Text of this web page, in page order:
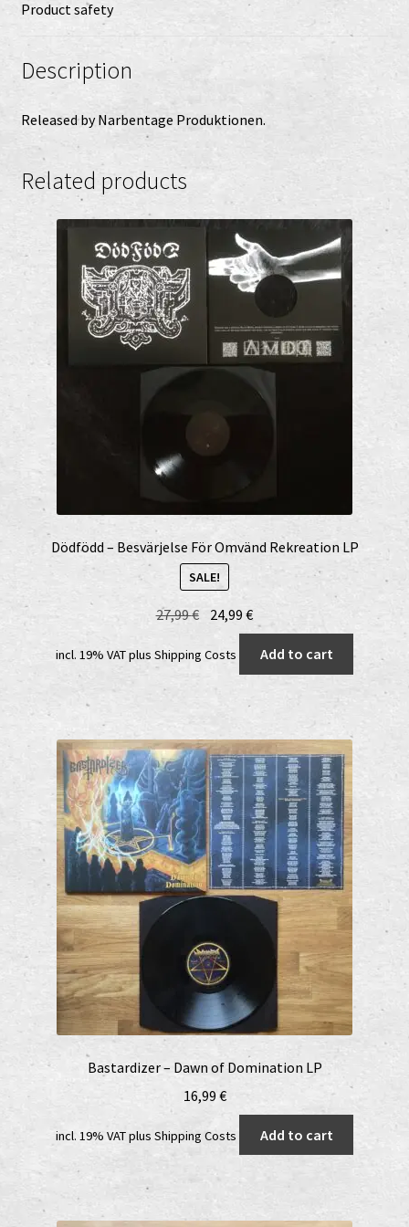
Product safety
Description
Released by Narbentage Produktionen.
Related products
Dödfödd – Besvärjelse För Omvänd Rekreation LP
SALE!
27,99€ Original
was:
24,99€Current
price
is:
incl. 19% VATplus Shipping Costs Add to cart
Bastardizer – Dawn of Domination LP
16,99 €
incl. 19% VATplus Shipping Costs Add to cart